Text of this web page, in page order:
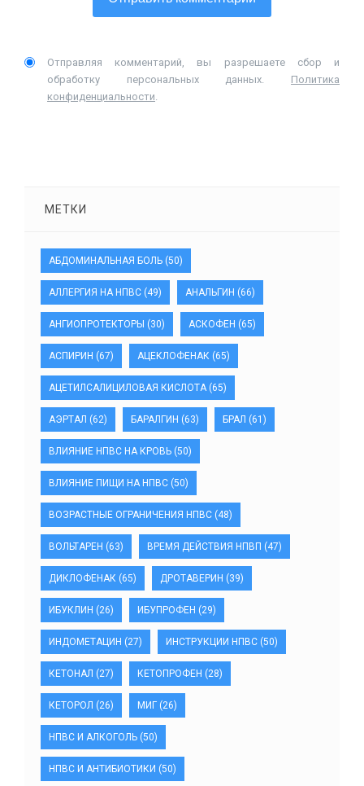
Отправляя комментарий, вы разрешаете сбор и
обработку персональных данных. Политика
конфиденциальности.
МЕТКИ
АБДОМИНАЛЬНАЯ БОЛЬ (50)
АЛЛЕРГИЯ НА НПВС (49) АНАЛЬГИН (66)
АНГИОПРОТЕКТОРЫ (30) АСКОФЕН (65)
АСПИРИН (67) АЦЕКЛОФЕНАК (65)
АЦЕТИЛСАЛИЦИЛОВАЯ КИСЛОТА(65)
АЭРТАЛ (62) БАРАЛГИН (63) БРАЛ (61)
ВЛИЯНИЕ НПВС НА КРОВЬ (50)
ВЛИЯНИЕ ПИЩИ НА НПВС (50)
ВОЗРАСТНЫЕ ОГРАНИЧЕНИЯ НПВС (48)
ВОЛЬТАРЕН (63) ВРЕМЯ ДЕЙСТВИЯ НПВП (47)
ДИКЛОФЕНАК (65) ДРОТАВЕРИН (39)
ИБУКЛИН (26) ИБУПРОФЕН (29)
ИНДОМЕТАЦИН (27) ИНСТРУКЦИИ НПВС (50)
КЕТОНАЛ (27) КЕТОПРОФЕН (28)
КЕТОРОЛ (26) МИГ (26)
НПВС И АЛКОГОЛЬ (50)
НПВС И АНТИБИОТИКИ (50)